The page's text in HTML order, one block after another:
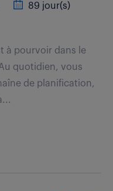
89 jour(s)
à pourvoir dans le
quotidien, vous
de planification,